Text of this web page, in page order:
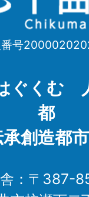
番号
ぐくむ
都
承創造都
：〒387-